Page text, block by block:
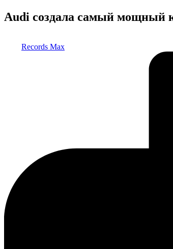
Audi создала самый мощный
Records Max